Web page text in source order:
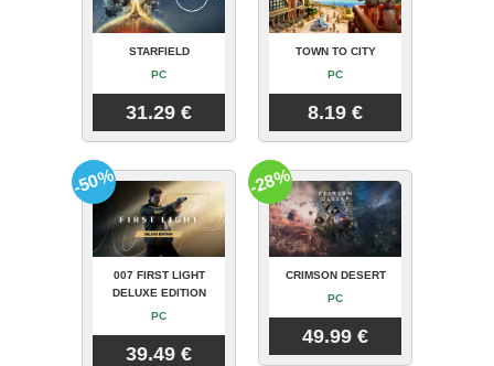
STARFIELD
PC
31.29 €
TOWN TO CITY
PC
8.19 €
007 FIRST LIGHT
DELUXE EDITION
PC
39.49 €
-50%
CRIMSON DESERT
PC
49.99 €
-28%